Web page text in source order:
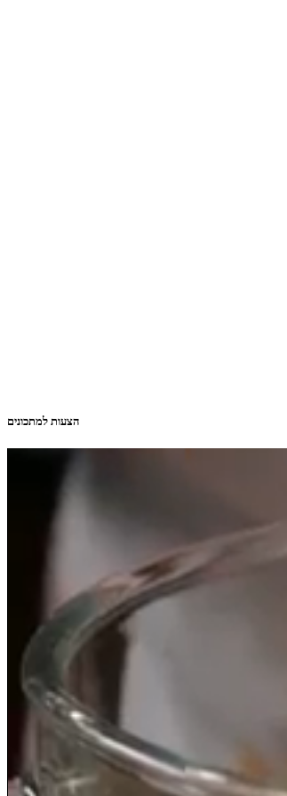
הצעות למתכונים